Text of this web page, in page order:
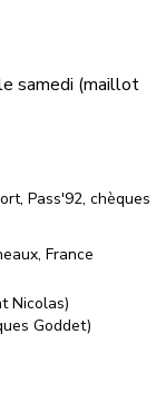
samedi (maillot
Pass'92, chèques
France
Nicolas)
Goddet)